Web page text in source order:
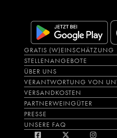
GRATIS (W)EINSCHÄTZUNG
STELLENANGEBOTE
ÜBER UNS
VERANTWORTUNG VON
VERSANDKOSTEN
PARTNERWEINGÜTER
PRESSE
UNSERE FAQ